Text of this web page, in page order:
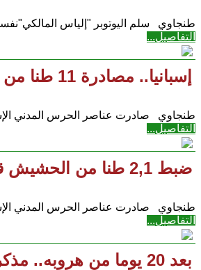
طنجاوي سلم اليوتوبر "إلياس المالكي"نفسه
التفاصيل...
إسبانيا.. مصادرة 11 طنا من الحشيش وحجر ستة زوارق سريعة بعرض سواحل ويلبا
طنجاوي صادرت عناصر الحرس المدني
التفاصيل...
ضبط 2,1 طنا من الحشيش قبالة جزر الكناري
طنجاوي صادرت عناصر الحرس المدني الإسباني 2185 كلغ من مخدر الحشيش، موزعة بين 60 رزمة
التفاصيل...
بعد 20 يوما من هروبه.. مذكرة اعتقال دولية في حق كريم بوياخريشان الزعيم الجديد ل"مافيا موكرو"